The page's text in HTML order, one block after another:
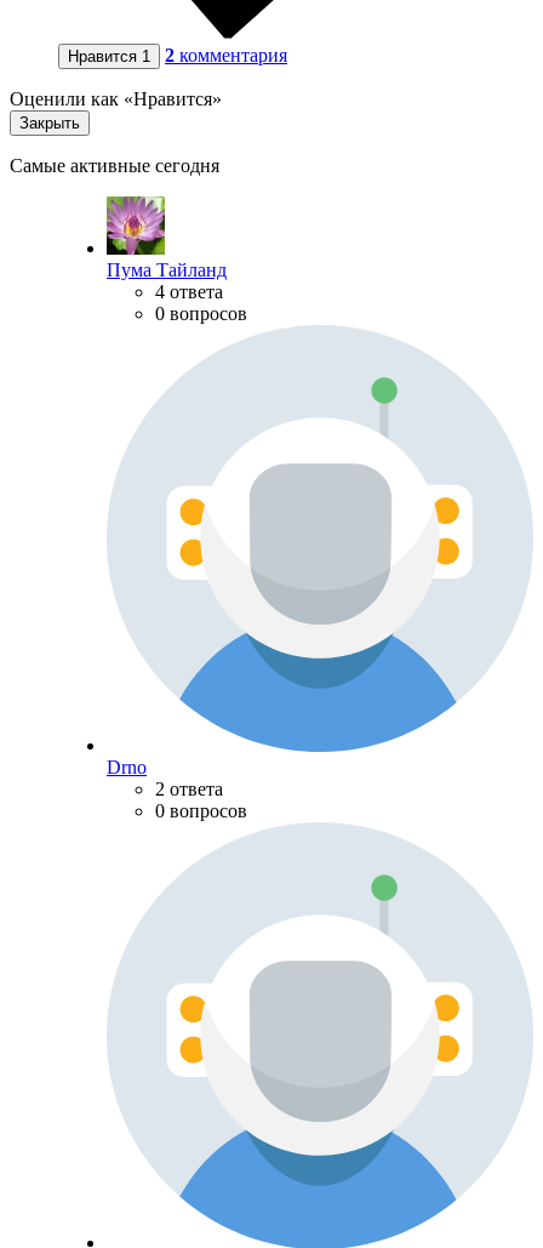
Нравится 1 2 комментария
Оценили как «Нравится»
Закрыть
Самые активные сегодня
Пума Тайланд
4 ответа
0 вопросов
Drno
2 ответа
0 вопросов